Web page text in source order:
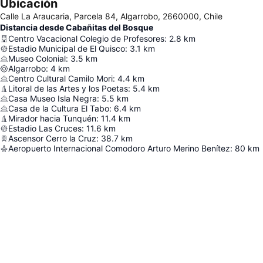
Ubicación
Calle La Araucaria, Parcela 84, Algarrobo, 2660000, Chile
Distancia desde Cabañitas del Bosque
Centro Vacacional Colegio de Profesores: 2.8 km
Estadio Municipal de El Quisco: 3.1 km
Museo Colonial: 3.5 km
Algarrobo: 4 km
Centro Cultural Camilo Mori: 4.4 km
Litoral de las Artes y los Poetas: 5.4 km
Casa Museo Isla Negra: 5.5 km
Casa de la Cultura El Tabo: 6.4 km
Mirador hacia Tunquén: 11.4 km
Estadio Las Cruces: 11.6 km
Ascensor Cerro la Cruz: 38.7 km
Aeropuerto Internacional Comodoro Arturo Merino Benítez: 80 km